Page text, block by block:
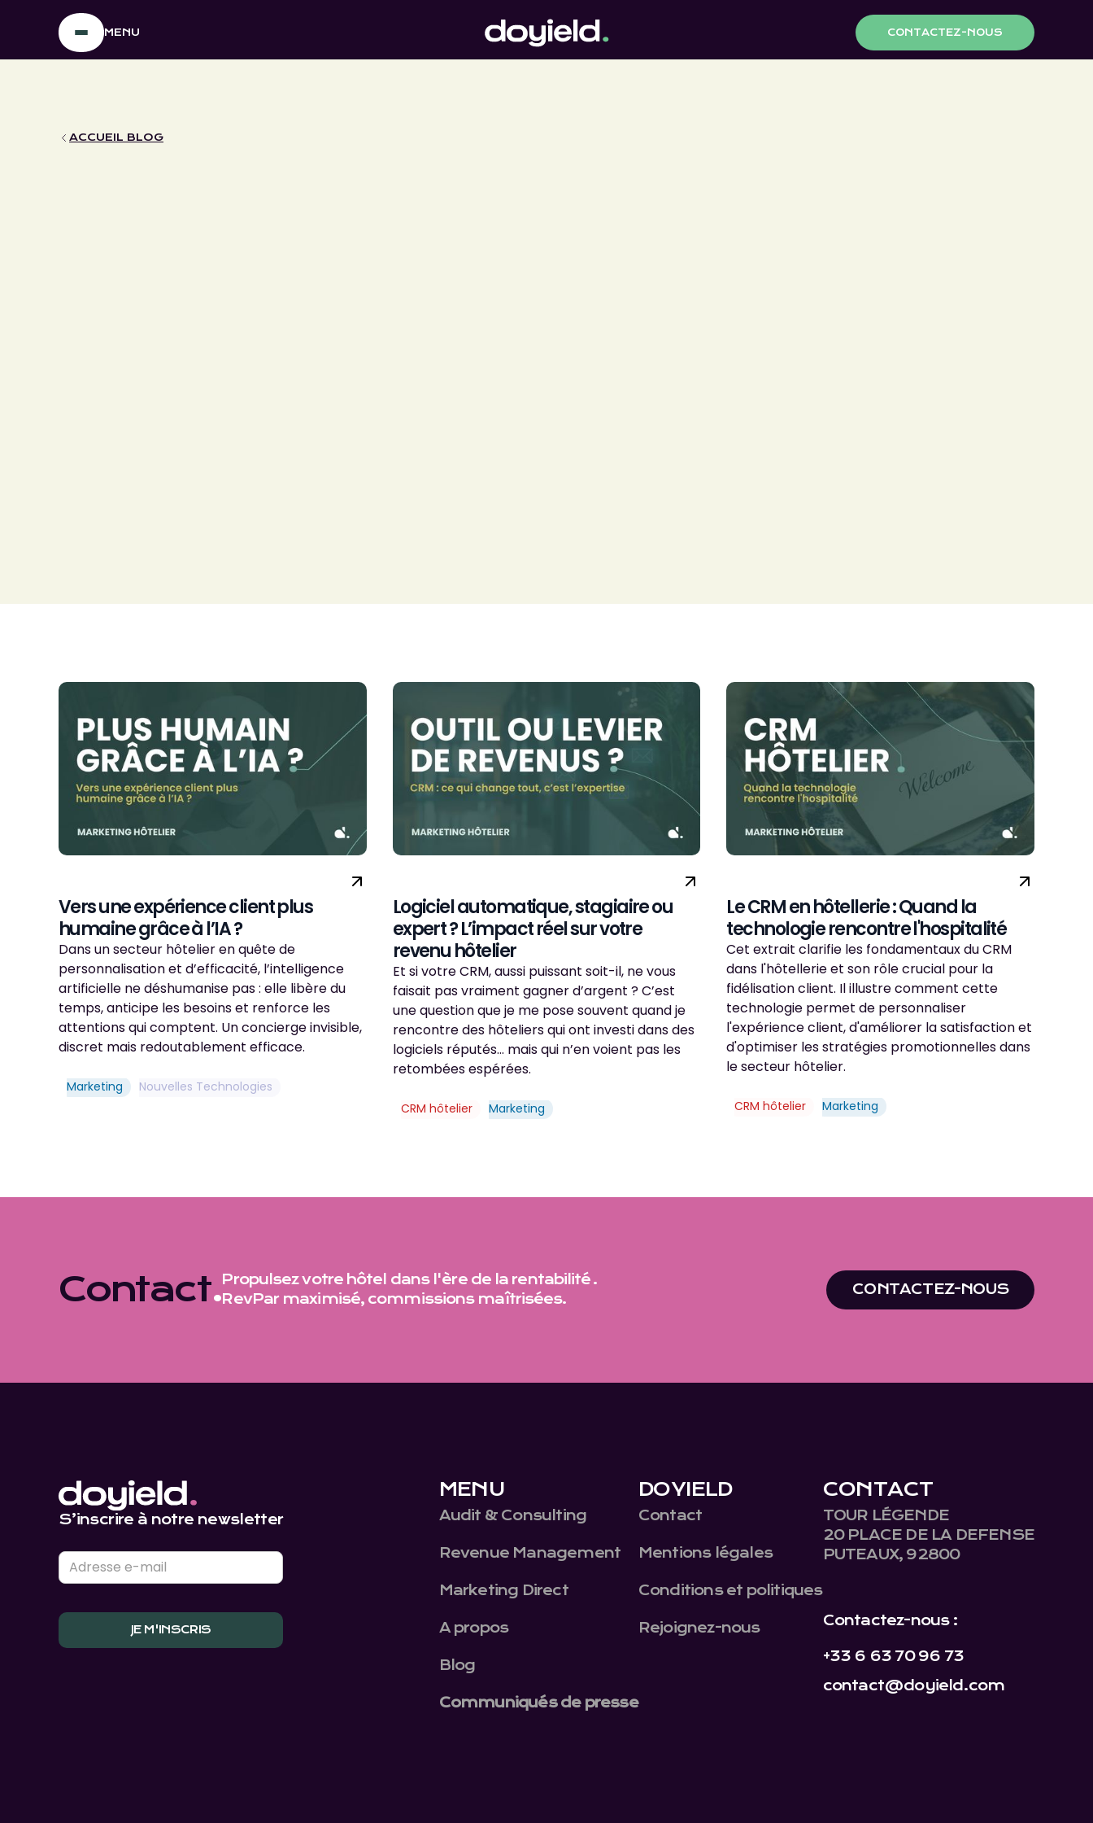
MENU CONTACTEZ-NOUS
ACCUEIL BLOG
Vers une expérience client plus
humaine grâce à l’IA ?
Dans un secteur hôtelier en quête de
personnalisation et d’efficacité, l’intelligence
artificielle ne déshumanise pas : elle libère du
temps, anticipe les besoins et renforce les
attentions qui comptent. Un concierge invisible,
discret mais redoutablement efficace.
Marketing Nouvelles Technologies
Logiciel automatique, stagiaire ou
expert ? L’impact réel sur votre
revenu hôtelier
Et si votre CRM, aussi puissant soit-il, ne vous
faisait pas vraiment gagner d’argent ? C’est
une question que je me pose souvent quand je
rencontre des hôteliers qui ont investi dans des
logiciels réputés… mais qui n’en voient pas les
retombées espérées.
CRM hôtelier Marketing
Le CRM en hôtellerie : Quand la
technologie rencontre l'hospitalité
Cet extrait clarifie les fondamentaux du CRM
dans l'hôtellerie et son rôle crucial pour la
fidélisation client. Il illustre comment cette
technologie permet de personnaliser
l'expérience client, d'améliorer la satisfaction et
d'optimiser les stratégies promotionnelles dans
le secteur hôtelier.
CRM hôtelier Marketing
Contact.Propulsez votre hôtel dans l'ère de la rentabilité .
RevPar maximisé, commissions maîtrisées.
CONTACTEZ-NOUS
S’inscrire à notre newsletter
MENU
Audit & Consulting
Revenue Management
Marketing Direct
A propos
Blog
Communiqués de presse
DOYIELD
Contact
Mentions légales
Conditions et politiques
Rejoignez-nous
CONTACT
TOUR LÉGENDE
20 PLACE DE LA DEFENSE
PUTEAUX, 92800
Contactez-nous :
+33 6 63 70 96 73
contact@doyield.com